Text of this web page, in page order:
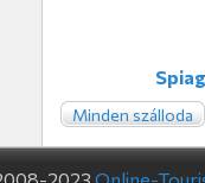
Minden szálloda
2023 Online-